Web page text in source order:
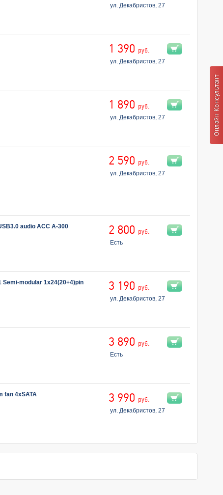
ул. Декабристов, 27
1 390 руб.
ул. Декабристов, 27
1 890 руб.
ул. Декабристов, 27
2 590 руб.
ул. Декабристов, 27
audio ACC A-300 2 800 руб.
Есть
Semi-modular 1x24(20+4)pin
3 190 руб.
ул. Декабристов, 27
3 890 руб.
Есть
fan 4xSATA 3 990 руб.
ул. Декабристов, 27